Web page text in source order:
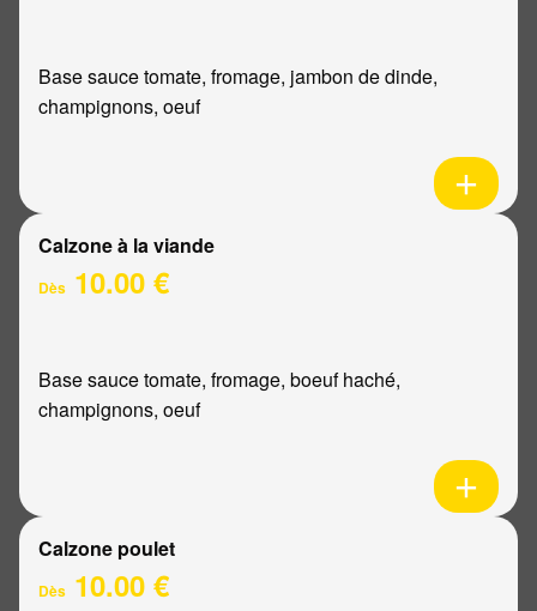
Base sauce tomate, fromage, jambon de dinde,
champignons, oeuf
Calzone à la viande
Dès 10.00 €
Base sauce tomate, fromage, boeuf haché,
champignons, oeuf
Calzone poulet
Dès 10.00 €